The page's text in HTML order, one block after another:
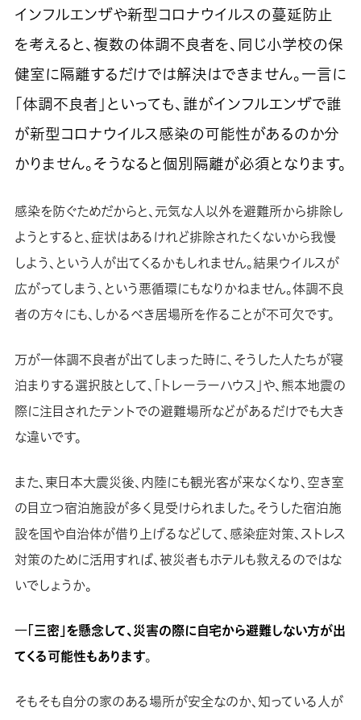
インフルエンザや新型コロナウイルスの蔓延防止
を考えると、複数の体調不良者を、同じ小学校の保
健室に隔離するだけでは解決はできません。一言に
「体調不良者」といっても、誰がインフルエンザで誰
が新型コロナウイルス感染の可能性があるのか分
かりません。そうなると個別隔離が必須となります。
感染を防ぐためだからと、元気な人以外を避難所から排除し
ようとすると、症状はあるけれど排除されたくないから我慢
しよう、という人が出てくるかもしれません。結果ウイルスが
広がってしまう、という悪循環にもなりかねません。体調不良
者の方々にも、しかるべき居場所を作ることが不可欠です。
万が一体調不良者が出てしまった時に、そうした人たちが寝
泊まりする選択肢として、「トレーラーハウス」や、熊本地震の
際に注目されたテントでの避難場所などがあるだけでも大き
な違いです。
また、東日本大震災後、内陸にも観光客が来なくなり、空き室
の目立つ宿泊施設が多く見受けられました。そうした宿泊施
設を国や自治体が借り上げるなどして、感染症対策、ストレス
対策のために活用すれば、被災者もホテルも救えるのではな
いでしょうか。
―「三密」を懸念して、災害の際に自宅から避難しない方が出
てくる可能性もあります。
そもそも自分の家のある場所が安全なのか、知っている人が